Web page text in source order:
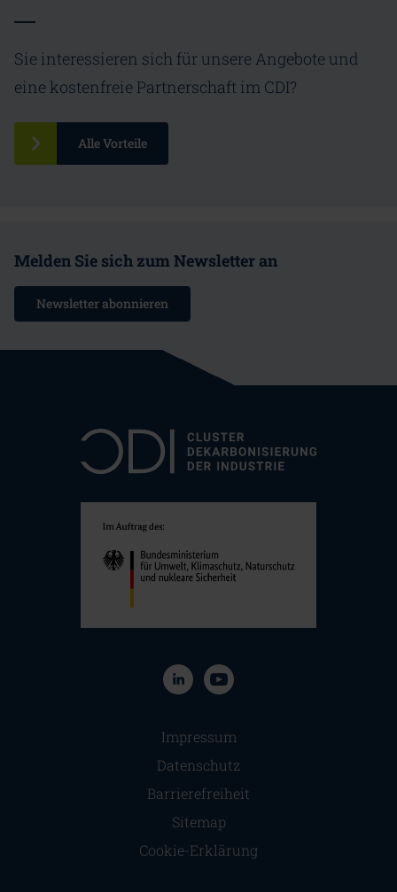
Sie interessieren sich für unsere Angebote und
eine kostenfreie Partnerschaft im CDI?
Alle Vorteile
Melden Sie sich zum Newsletter an
Newsletter abonnieren
Navigation überspringen
Impressum
Datenschutz
Barrierefreiheit
Sitemap
Cookie-Erklärung